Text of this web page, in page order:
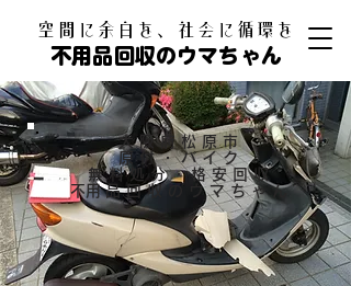
​空間に余白を、社会に循環を
不用品回収のウマちゃん
大阪府松原市
原付・バイク
無料処分・格安回収
​不用品回収のウマちゃん